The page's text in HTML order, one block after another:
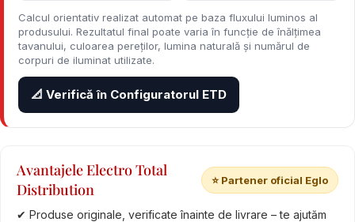
Calcul orientativ realizat automat pe baza fluxului luminos al
produsului. Rezultatul final poate varia în funcție de înălțimea
tavanului, culoarea pereților, lumina naturală și numărul de
corpuri de iluminat utilizate.
📐 Verifică în Configuratorul ETD
Avantajele Electro Total
Distribution
⭐ Partener oficial Eglo
✔ Produse originale, verificate înainte de livrare – te ajutăm